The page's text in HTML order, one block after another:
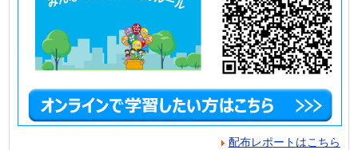
配布レポートはこちら